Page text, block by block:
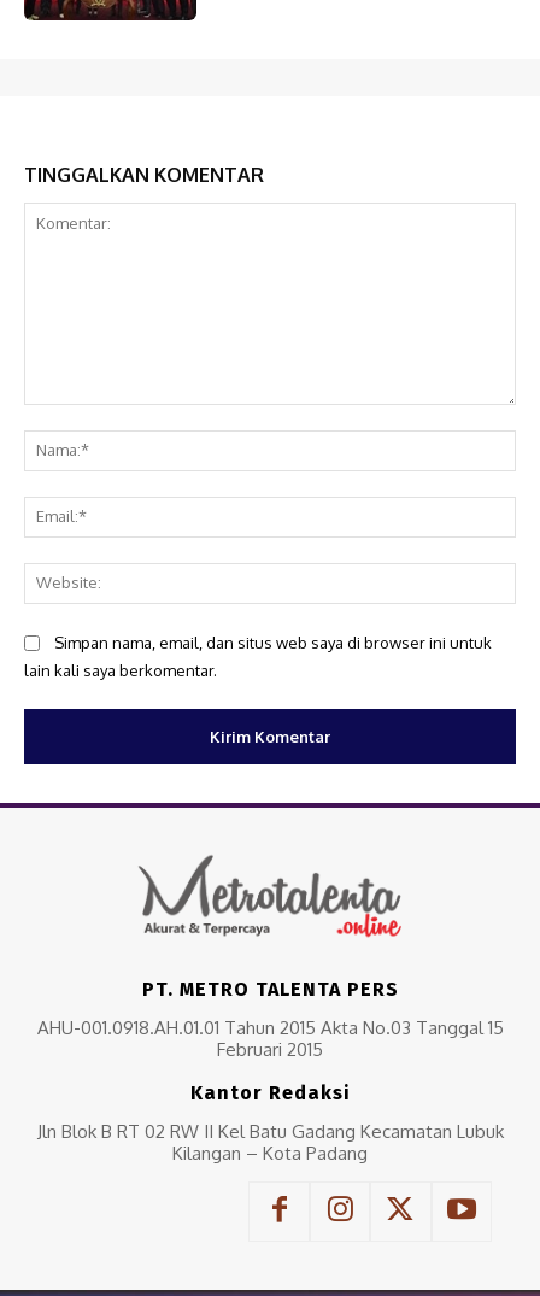
TINGGALKAN KOMENTAR
Simpan nama, email, dan situs web saya di browser ini untuk
lain kali saya berkomentar.
PT. METRO TALENTA PERS
AHU-001.0918.AH.01.01 Tahun 2015 Akta No.03 Tanggal 15
Februari 2015
Kantor Redaksi
Jln Blok B RT 02 RW II Kel Batu Gadang Kecamatan Lubuk
Kilangan – Kota Padang